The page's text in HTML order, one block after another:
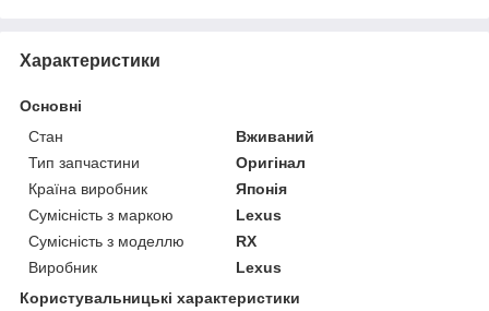
Характеристики
Основні
Стан
Вживаний
Тип запчастини
Оригінал
Країна виробник
Японія
Сумісність з маркою
Lexus
Сумісність з моделлю
RX
Виробник
Lexus
Користувальницькі характеристики